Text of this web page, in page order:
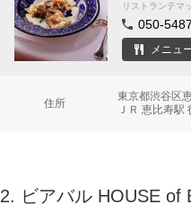
リストランテマ
050-
メニュ
住所
東京都渋谷区
ＪＲ 恵比寿駅
2. ビアバル HOUSE of